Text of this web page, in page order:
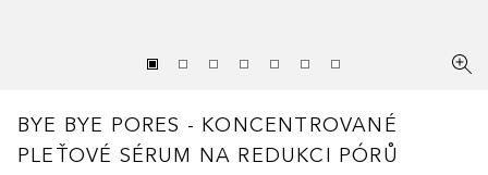
BYE BYE PORES - KONCENTROVANÉ
PLEŤOVÉ SÉRUM NA REDUKCI PÓRŮ